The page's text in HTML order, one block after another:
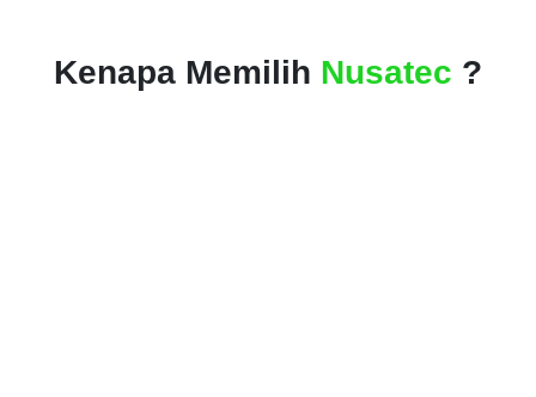
Kenapa Memilih Nusatec ?